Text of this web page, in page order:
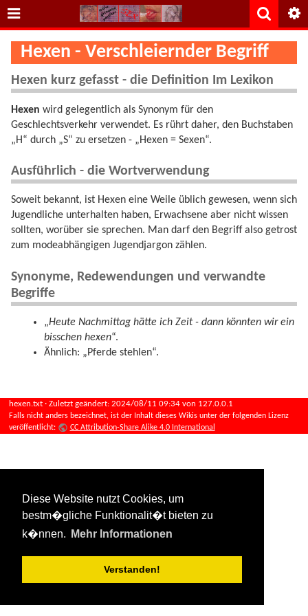
Diese Website nutzt Cookies, um
bestm�gliche Funktionalit�t bieten zu
k�nnen.
Mehr Informationen
Verstanden!
Hexen - Verschleiernder Begriff
Hexen kurz gefasst - die Definition Im Lexikon
Hexen wird gelegentlich als Synonym für den
Geschlechtsverkehr verwendet. Es rührt daher, den Buchstaben
„H“ durch „S“ zu ersetzen - „Hexen = Sexen“.
Ausführlich - die Wortverwendung
Soweit bekannt, ist Hexen eine Weile üblich gewesen, wenn sich
Jugendliche unterhalten haben, Erwachsene aber nicht wissen
sollten, worüber sie sprechen. Man darf den Begriff also getrost
zum modeabhängigen Jugendjargon zählen.
Synonyme, Redewendungen und verwandte
Begriffe
„Heute Nachmittag hätte ich Zeit - dann könnten wir ein
bisschen hexen“.
Ähnlich: „Pferde stehlen“.
hexen.txt · Zuletzt geändert: 2024/08/11 09:34 von 127.0.0.1
Falls nicht anders bezeichnet, ist der Inhalt dieses Wikis unter der folgenden Lizenz
veröffentlicht:
CC Attribution-Share Alike 4.0 International